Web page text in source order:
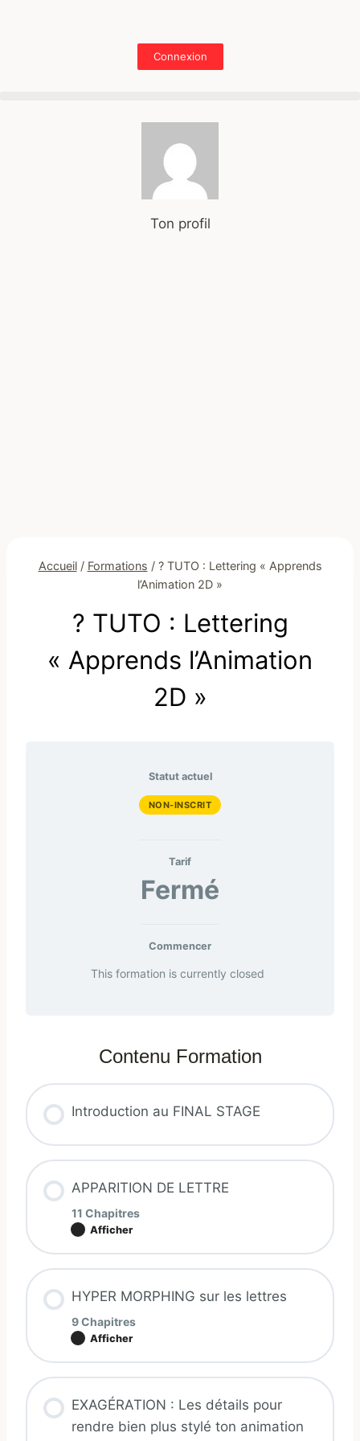
Connexion
Ton profil
Accueil / Formations / ? TUTO : Lettering « Apprends
l’Animation 2D »
? TUTO : Lettering
« Apprends l’Animation
2D »
Statut actuel
NON-INSCRIT
Tarif
Fermé
Commencer
This formation is currently closed
Contenu Formation
Introduction au FINAL STAGE
APPARITION DE LETTRE
11 Chapitres
Afficher
Pourquoi ce Timing ? 1/2
HYPER MORPHING sur les lettres
9 Chapitres
Afficher
Contenu de la Leçon
0% TERMINÉ 0/9 Etapes
EXAGÉRATION : Les détails pour
rendre bien plus stylé ton animation